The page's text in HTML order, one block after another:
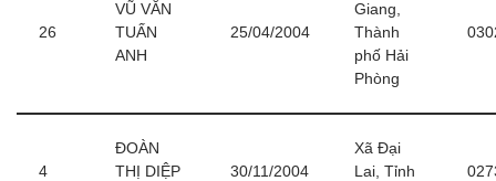
26
VŨ VĂN
TUẤN
ANH
25/04/2004
Giang,
Thành
phố Hải
Phòng
4
ĐOÀN
THỊ DIỆP
30/11/2004
Xã Đại
Lai, Tỉnh